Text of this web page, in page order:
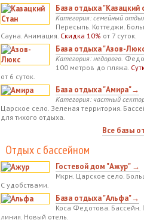
База отдыха "Казацкий
Категория: семейный
Пересыпь. Коттеджи.
Сауна. Анимация. Скидка 10% от 7 суток.
База отдыха "Азов-
Категория: недорого.
100 метров до пляжа.
от 6 суток.
База отдыха "Амира"→
Категория: частный
Царское село. Зеленая территория.
для тихого отдыха.
Все базы
Отдых с бассейном
Гостевой дом "Ажур" →
Мкрн. Царское село.
С удобствами.
База отдыха "Альфа"→
Коса Федотова. Бассейн.
линия. Новый отель.